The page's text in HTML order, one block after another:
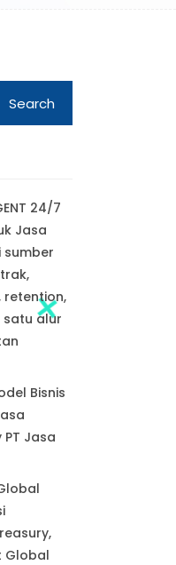
24/7
Jasa
sumber
retention,
satu alur
Bisnis
Jasa
Global